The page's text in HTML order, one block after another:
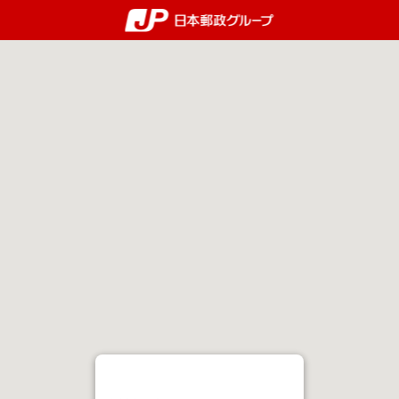
郵便局・日本郵政グループ